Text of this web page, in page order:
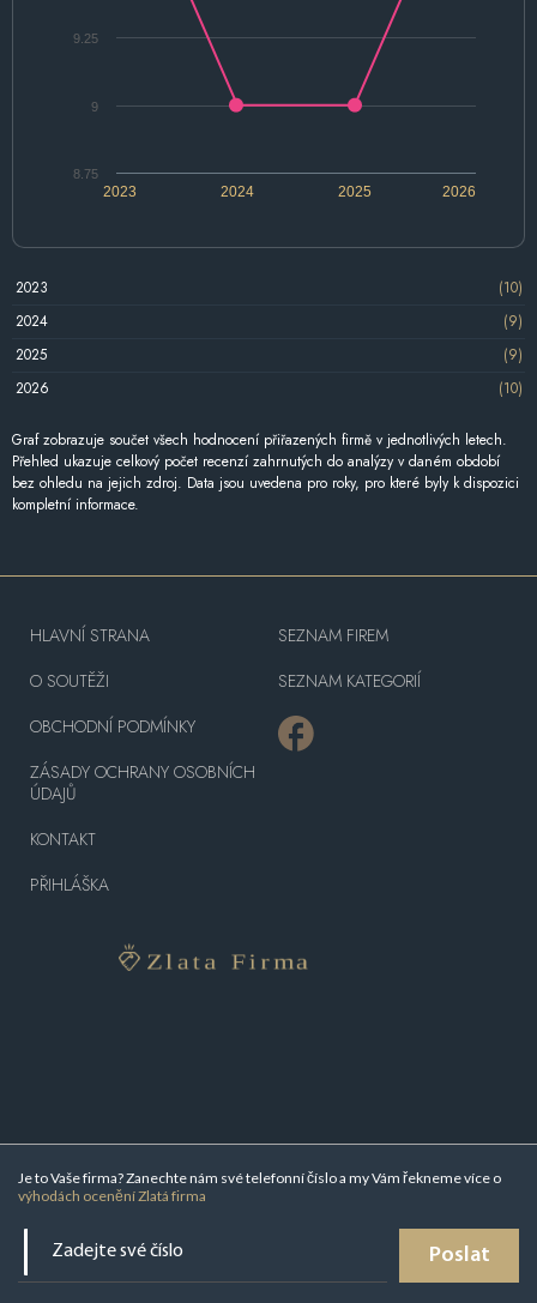
2024 2026
2023 2025
8.75
9
9.25
2023
(10)
2024
(9)
2025
(9)
2026
(10)
Graf zobrazuje součet všech hodnocení přiřazených firmě v jednotlivých letech.
Přehled ukazuje celkový počet recenzí zahrnutých do analýzy v daném období
bez ohledu na jejich zdroj. Data jsou uvedena pro roky, pro které byly k dispozici
kompletní informace.
Je to Vaše firma? Zanechte nám své telefonní číslo a my Vám řekneme více o
výhodách ocenění Zlatá firma
Poslat
HLAVNÍ STRANA
O SOUTĚŽI
OBCHODNÍ PODMÍNKY
ZÁSADY OCHRANY OSOBNÍCH
ÚDAJŮ
KONTAKT
PŘIHLÁŠKA
SEZNAM FIREM
SEZNAM KATEGORIÍ